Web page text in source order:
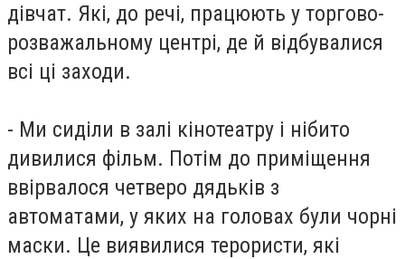
дівчат. Які, до речі, працюють у торгово-
розважальному центрі, де й відбувалися
всі ці заходи.
- Ми сиділи в залі кінотеатру і нібито
дивилися фільм. Потім до приміщення
ввірвалося четверо дядьків з
автоматами, у яких на головах були чорні
маски. Це виявилися терористи, які